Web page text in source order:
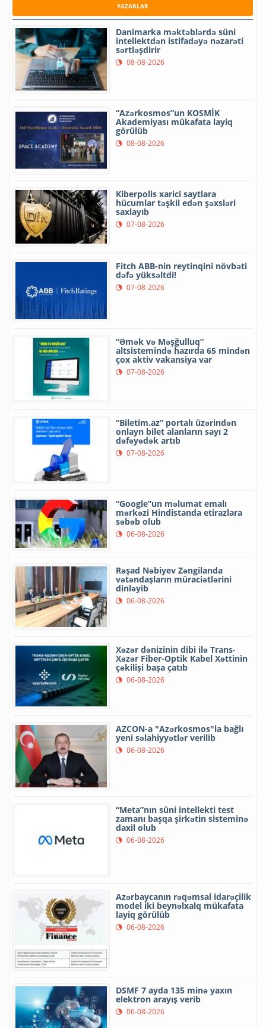
YAZARLAR
Danimarka məktəblərdə süni
intellektdən istifadəyə nəzarəti
sərtləşdirir
08-08-2026
“Azərkosmos”un KOSMİK
Akademiyası mükafata layiq
görülüb
08-08-2026
Kiberpolis xarici saytlara
hücumlar təşkil edən şəxsləri
saxlayıb
07-08-2026
Fitch ABB-nin reytinqini növbəti
dəfə yüksəltdi!
07-08-2026
“Əmək və Məşğulluq”
altsistemində hazırda 65 mindən
çox aktiv vakansiya var
07-08-2026
“Biletim.az” portalı üzərindən
onlayn bilet alanların sayı 2
dəfəyədək artıb
07-08-2026
“Google”un məlumat emalı
mərkəzi Hindistanda etirazlara
səbəb olub
06-08-2026
Rəşad Nəbiyev Zəngilanda
vətəndaşların müraciətlərini
dinləyib
06-08-2026
Xəzər dənizinin dibi ilə Trans-
Xəzər Fiber-Optik Kabel Xəttinin
çəkilişi başa çatıb
06-08-2026
AZCON-a "Azərkosmos"la bağlı
yeni səlahiyyətlər verilib
06-08-2026
“Meta”nın süni intellekti test
zamanı başqa şirkətin sisteminə
daxil olub
06-08-2026
Azərbaycanın rəqəmsal idarəçilik
model iki beynəlxalq mükafata
layiq görülüb
06-08-2026
DSMF 7 ayda 135 minə yaxın
elektron arayış verib
06-08-2026